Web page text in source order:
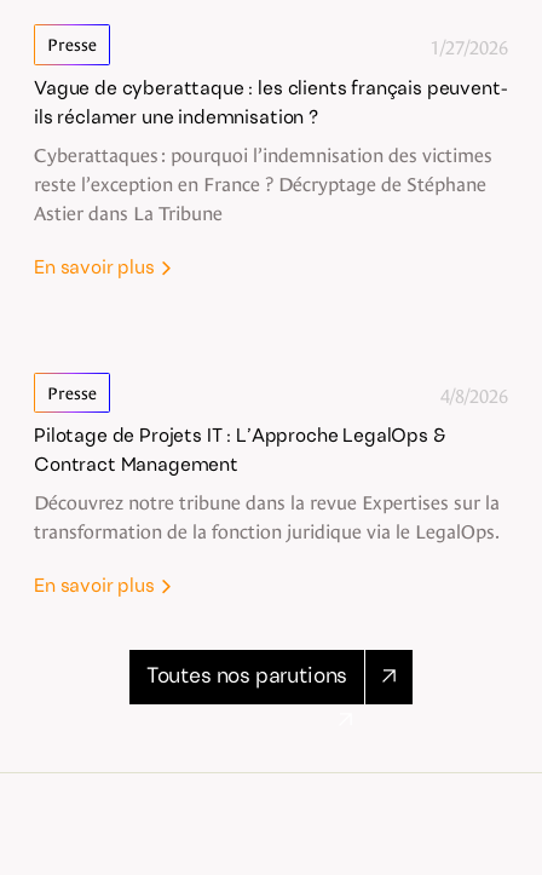
Presse 1/27/2026
Vague de cyberattaque : les clients français peuvent-
ils réclamer une indemnisation ?
Cyberattaques : pourquoi l’indemnisation des victimes
reste l’exception en France ? Décryptage de Stéphane
Astier dans La Tribune
En savoir plus
Presse 4/8/2026
Pilotage de Projets IT : L’Approche LegalOps &
Contract Management
Découvrez notre tribune dans la revue Expertises sur la
transformation de la fonction juridique via le LegalOps.
En savoir plus
Toutes nos parutions